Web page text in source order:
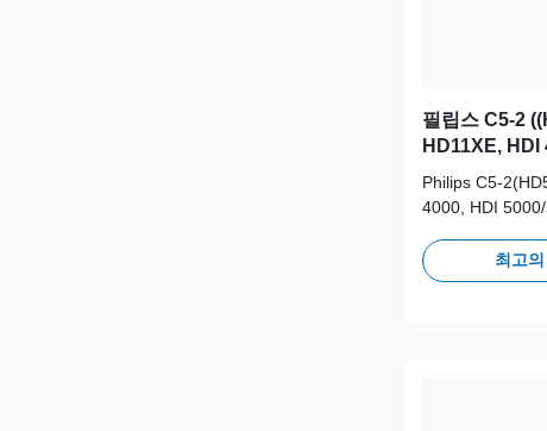
필립스 C5-2
HD11XE, HDI
iE33 및 iU22)
바늘 가이드
Philips C5-
4000, HDI 5000/
드. 의료용 316L
장기적인 임상
최고